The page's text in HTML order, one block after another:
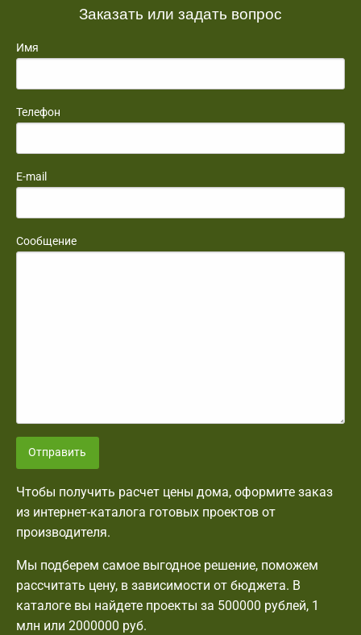
Заказать или задать вопрос
Имя
Телефон
E-mail
Сообщение
Отправить
Чтобы получить расчет цены дома, оформите заказ
из интернет-каталога готовых проектов от
производителя.
Мы подберем самое выгодное решение, поможем
рассчитать цену, в зависимости от бюджета. В
каталоге вы найдете проекты за 500000 рублей, 1
млн или 2000000 руб.